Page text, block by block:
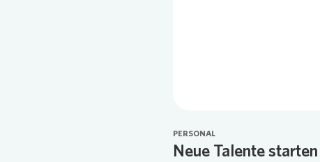
PERSONAL
Neue Talente starten